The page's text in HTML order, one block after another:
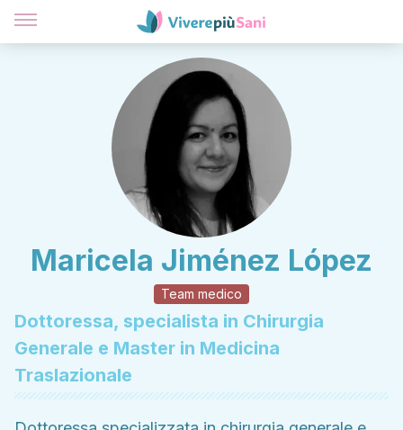
Maricela Jiménez López
Team medico
Dottoressa, specialista in Chirurgia
Generale e Master in Medicina
Traslazionale